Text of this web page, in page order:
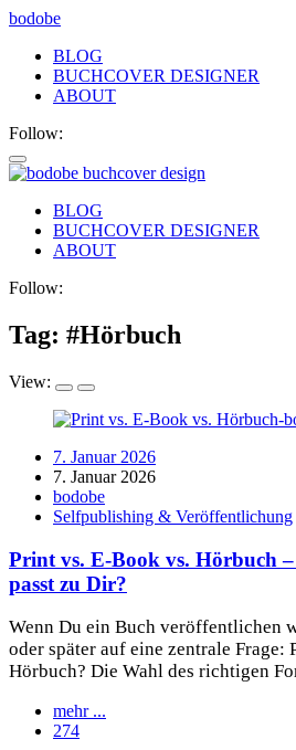
bodobe
BLOG
BUCHCOVER DESIGNER
ABOUT
Follow:
bodobe
Buchcover
BLOG
BUCHCOVER DESIGNER
ABOUT
Follow:
Tag: #Hörbuch
View:
7. Januar 2026
7. Januar 2026
bodobe
Selfpublishing & Veröffentlichung
Print vs. E-Book vs. Hörbuch
passt zu Dir?
Wenn Du ein Buch veröffentlichen
oder später auf eine zentrale Frage:
Hörbuch? Die Wahl des richtigen
mehr ...
274